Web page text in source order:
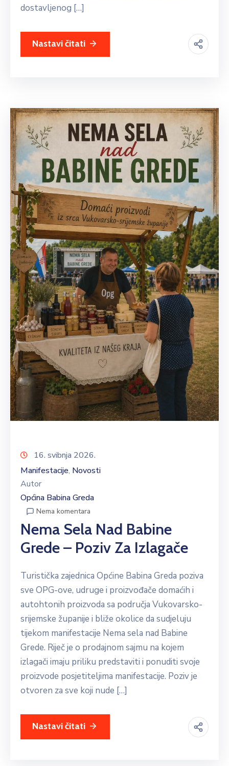
dostavljenog […]
Nastavi čitati
16. svibnja 2026.
Manifestacije‚ Novosti
Autor
Općina Babina Greda
Nema komentara
Nema Sela Nad Babine
Grede – Poziv Za Izlagače
Turistička zajednica Općine Babina Greda poziva
sve OPG-ove, udruge i proizvođače domaćih i
autohtonih proizvoda sa područja Vukovarsko-
srijemske županije i bliže okolice da sudjeluju
tijekom manifestacije Nema sela nad Babine
Grede. Riječ je o prodajnom sajmu na kojem
izlagači imaju priliku predstaviti i ponuditi svoje
proizvode posjetiteljima manifestacije. Poziv je
otvoren za sve koji nude […]
Nastavi čitati